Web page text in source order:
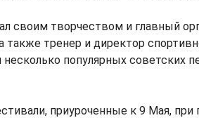
своим творчеством и главный
также тренер и директор
несколько популярных советских
приуроченные к 9 Мая,